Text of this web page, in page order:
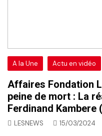
A la Une Actu en vidéo
Affaires Fondation
peine de mort : La
Ferdinand Kambere
LESNEWS 15/03/2024